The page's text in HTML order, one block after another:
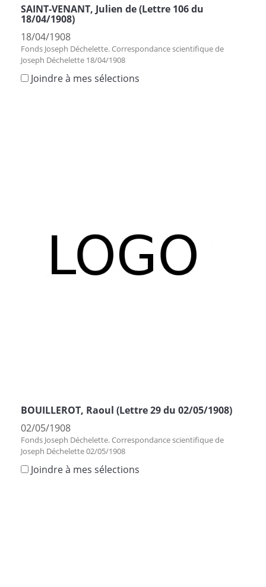
SAINT-VENANT, Julien de (Lettre 106 du
18/04/1908)
18/04/1908
Fonds Joseph Déchelette. Correspondance scientifique de
Joseph Déchelette 18/04/1908
Joindre à mes sélections
BOUILLEROT, Raoul (Lettre 29 du 02/05/1908)
02/05/1908
Fonds Joseph Déchelette. Correspondance scientifique de
Joseph Déchelette 02/05/1908
Joindre à mes sélections